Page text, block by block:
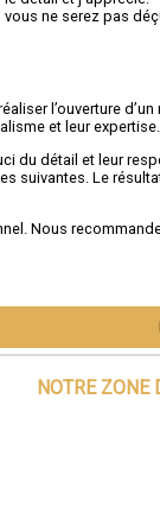
ne serez pas
l’ouverture
et leur
du détail et leur
suivantes. Le
Nous
NOTRE ZONE